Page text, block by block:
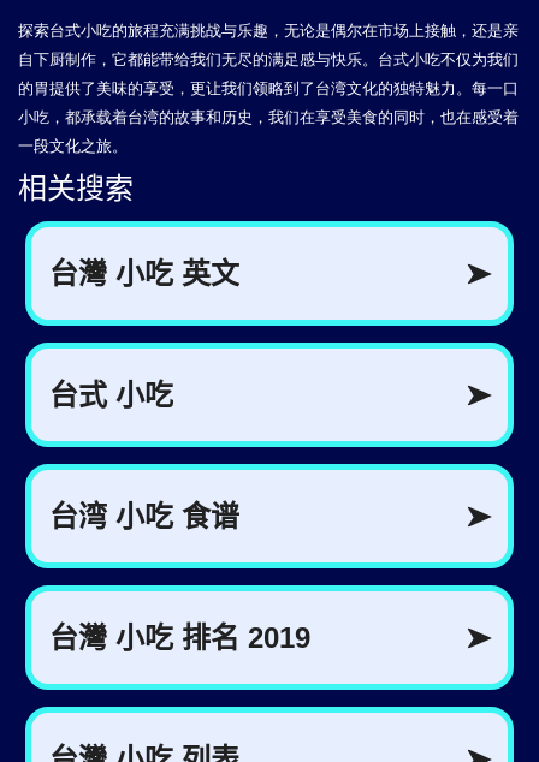
探索台式小吃的旅程充满挑战与乐趣，无论是偶尔在市场上接触，还是亲
自下厨制作，它都能带给我们无尽的满足感与快乐。台式小吃不仅为我们
的胃提供了美味的享受，更让我们领略到了台湾文化的独特魅力。每一口
小吃，都承载着台湾的故事和历史，我们在享受美食的同时，也在感受着
一段文化之旅。